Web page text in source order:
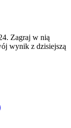
. Zagraj w nią
wynik z dzisiejszą